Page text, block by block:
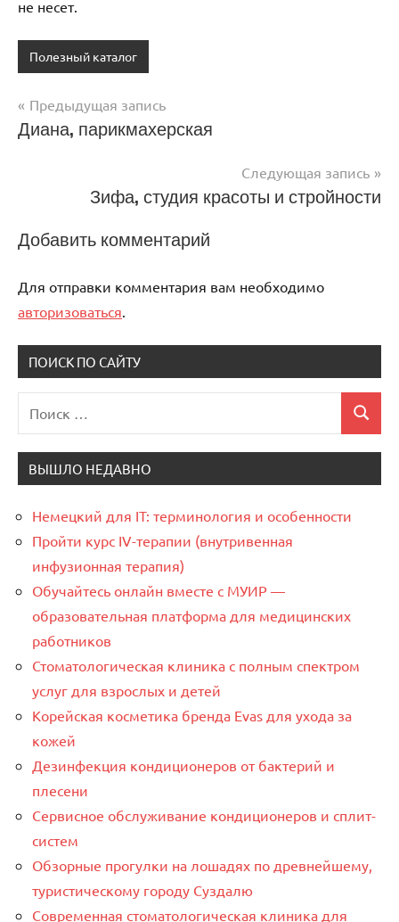
не несет.
Полезный каталог
Навигация
записям
Предыдущая запись
Диана, парикмахерская
Следующая запись
Зифа, студия красоты и стройности
Добавить комментарий
Для отправки комментария вам необходимо
авторизоваться
ПОИСК ПО САЙТУ
для:
Поиск
ВЫШЛО НЕДАВНО
Немецкий для IT: терминология и особенности
Пройти курс IV-терапии (внутривенная
инфузионная терапия)
Обучайтесь онлайн вместе с МУИР —
образовательная платформа для медицинских
работников
Стоматологическая клиника с полным спектром
услуг для взрослых и детей
Корейская косметика бренда Evas для ухода за
кожей
Дезинфекция кондиционеров от бактерий и
плесени
Сервисное обслуживание кондиционеров и сплит-
систем
Обзорные прогулки на лошадях по древнейшему,
туристическому городу Суздалю
Современная стоматологическая клиника для